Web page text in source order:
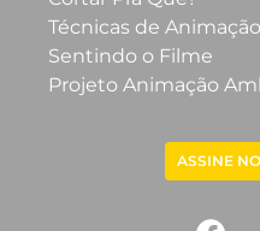
Técnicas de Animação
Sentindo o Filme
Projeto Animação
ASSINE